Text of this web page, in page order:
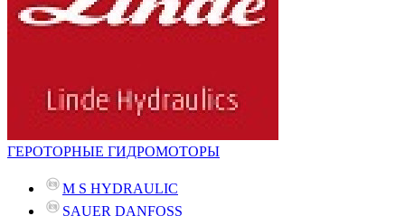
ГЕРОТОРНЫЕ ГИДРОМОТОРЫ
M S HYDRAULIC
SAUER DANFOSS